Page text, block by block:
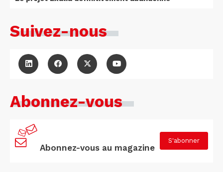
Suivez-nous
Abonnez-vous
Abonnez-vous au magazine
S'abonner